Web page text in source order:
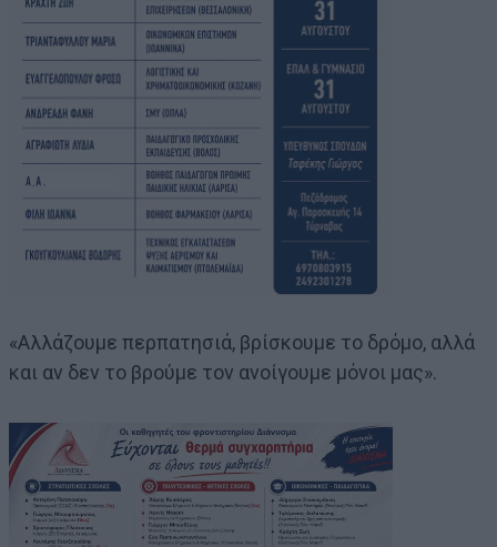
«Αλλάζουμε περπατησιά, βρίσκουμε το δρόμο, αλλά
και αν δεν το βρούμε τον ανοίγουμε μόνοι μας».